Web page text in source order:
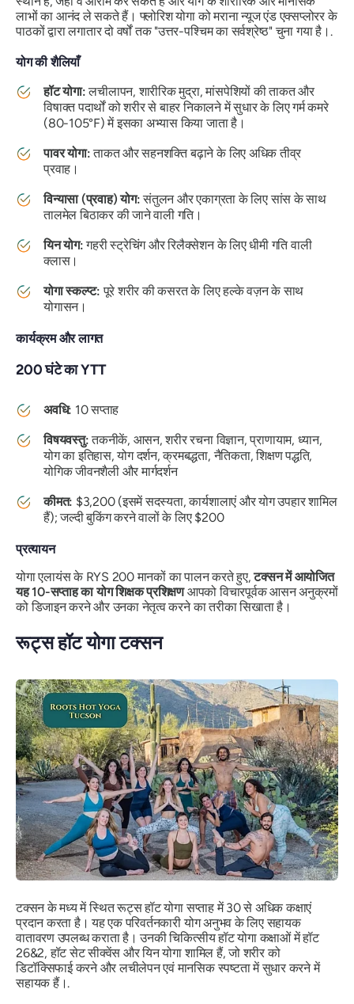
लाभों का आनंद ले सकते हैं। फ्लोरिश योगा को मराना न्यूज एंड एक्सप्लोरर के
पाठकों द्वारा लगातार दो वर्षों तक "उत्तर-पश्चिम का सर्वश्रेष्ठ" चुना गया है।.
योग की शैलियाँ
हॉट योगा:लचीलापन, शारीरिक मुद्रा, मांसपेशियों की ताकत और
विषाक्त पदार्थों को शरीर से बाहर निकालने में सुधार के लिए गर्म कमरे
(80-105°F) में इसका अभ्यास किया जाता है।
पावर योगा:ताकत और सहनशक्ति बढ़ाने के लिए अधिक तीव्र
प्रवाह।
विन्यासा (प्रवाह) योग:संतुलन और एकाग्रता के लिए सांस के साथ
तालमेल बिठाकर की जाने वाली गति।
यिन योग:गहरी स्ट्रेचिंग और रिलैक्सेशन के लिए धीमी गति वाली
क्लास।
योगा स्कल्प्ट:पूरे शरीर की कसरत के लिए हल्के वज़न के साथ
योगासन।
कार्यक्रम और लागत
200 घंटे का YTT
अवधि: 10 सप्ताह
विषयवस्तु:तकनीकें, आसन, शरीर रचना विज्ञान, प्राणायाम, ध्यान,
योग का इतिहास, योग दर्शन, क्रमबद्धता, नैतिकता, शिक्षण पद्धति,
योगिक जीवनशैली और मार्गदर्शन
कीमत: $3,200 (इसमें सदस्यता, कार्यशालाएं और योग उपहार शामिल
हैं); जल्दी बुकिंग करने वालों के लिए $200
प्रत्यायन
योगा एलायंस के RYS 200 मानकों का पालन करते हुए,टक्सन में आयोजित
यह 10-सप्ताह का योग शिक्षक प्रशिक्षणआपको विचारपूर्वक आसन अनुक्रमों
को डिजाइन करने और उनका नेतृत्व करने का तरीका सिखाता है।
रूट्स हॉट योगा टक्सन
टक्सन के मध्य में स्थित रूट्स हॉट योगा सप्ताह में 30 से अधिक कक्षाएं
प्रदान करता है। यह एक परिवर्तनकारी योग अनुभव के लिए सहायक
वातावरण उपलब्ध कराता है। उनकी चिकित्सीय हॉट योगा कक्षाओं में हॉट
26&2, हॉट सेट सीक्वेंस और यिन योगा शामिल हैं, जो शरीर को
डिटॉक्सिफाई करने और लचीलेपन एवं मानसिक स्पष्टता में सुधार करने में
सहायक हैं।.